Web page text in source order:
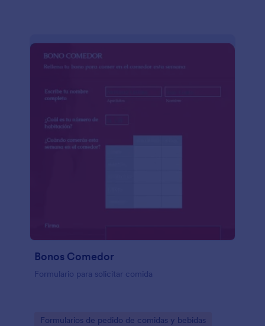
Bonos Comedor
Formulario para solicitar comida
Go to Category:
Formularios de pedido de comidas y bebidas